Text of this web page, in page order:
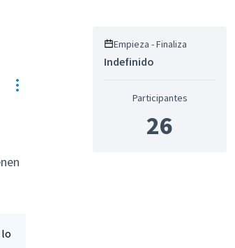
Controles de recursos
Empieza - Finaliza
Indefinido
Participantes
26